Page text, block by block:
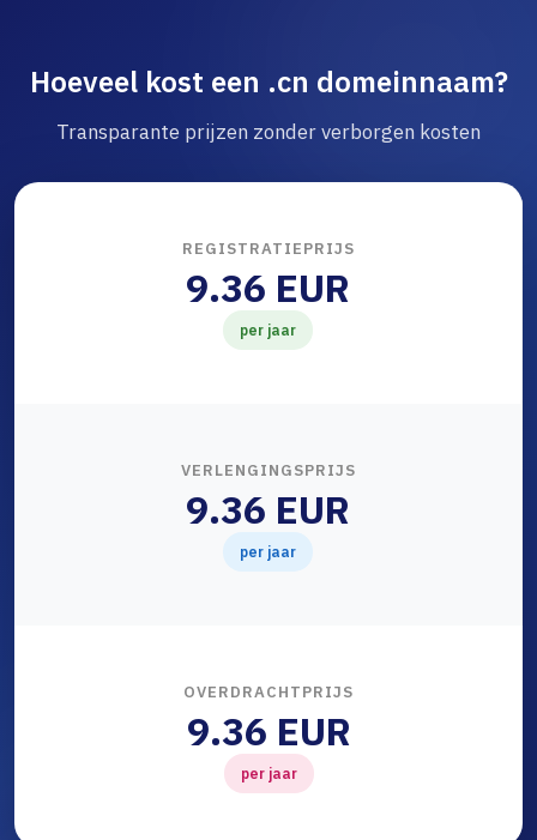
Hoeveel kost een .cn domeinnaam?
Transparante prijzen zonder verborgen kosten
REGISTRATIEPRIJS
9.36 EUR
per jaar
VERLENGINGSPRIJS
9.36 EUR
per jaar
OVERDRACHTPRIJS
9.36 EUR
per jaar